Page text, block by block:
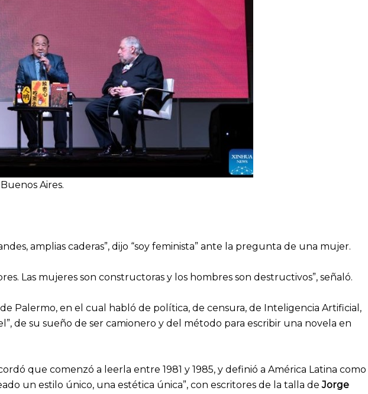
Aires.
amplias caderas”, dijo “soy feminista” ante la pregunta de una mujer.
Las mujeres son constructoras y los hombres son destructivos”, señaló.
Palermo, en el cual habló de política, de censura, de Inteligencia Artificial,
de su sueño de ser camionero y del método para escribir una novela en
que comenzó a leerla entre 1981 y 1985, y definió a América Latina como
un estilo único, una estética única”, con escritores de la talla deJorge